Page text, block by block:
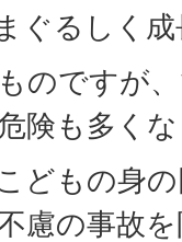
ぐるしく
のですが
険も多く
どもの身
慮の事故